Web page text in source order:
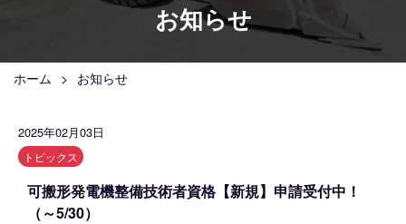
お知らせ
ホーム お知らせ
2025年02月03日
トピックス
可搬形発電機整備技術者資格【新規】申請受付中！
（～5/30）